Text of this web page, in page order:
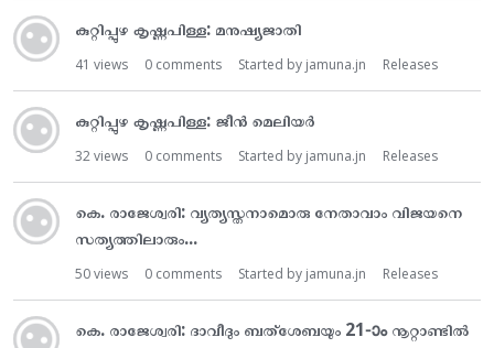
കുറ്റിപ്പുഴ കൃഷ്ണപിള്ള: മനുഷ്യജാതി
41 views 0 comments Started by jamuna.jn Releases
കുറ്റിപ്പുഴ കൃഷ്ണപിള്ള: ജീൻ മെലിയർ
32views 0 comments Started by jamuna.jn Releases
കെ. രാജേശ്വരി: വ്യത്യസ്തനാമൊരു നേതാവാം വിജയനെ
സത്യത്തിലാരും...
50views 0 comments Started by jamuna.jn Releases
കെ. രാജേശ്വരി: ദാവീദും ബത്‌‌ശേബയും 21-ാം നൂറ്റാണ്ടിൽ